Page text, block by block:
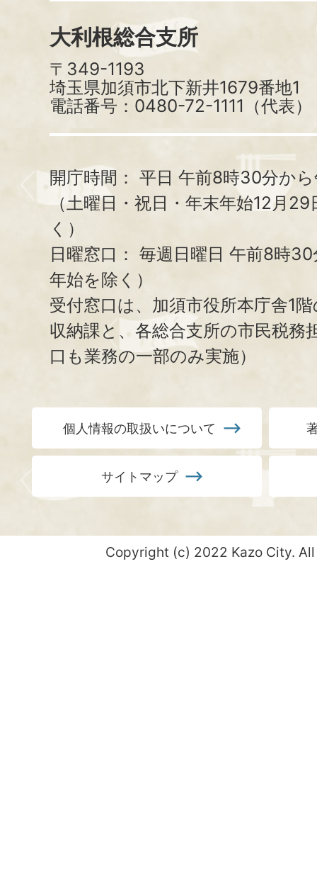
大利根総合支所
〒349-1193
埼玉県加須市北下新井1679番地1
電話番号：0480-72-1111（代表）
開庁時間： 平日 午前8時30分か
（土曜日・祝日・年末年始12月
く）
日曜窓口： 毎週日曜日 午前8時
年始を除く）
受付窓口は、加須市役所本庁舎1
収納課と、 各総合支所の市民税務
口も業務の一部のみ実施）
個人情報の取扱いについて
サイトマップ
Copyright (c) 2022 Kazo City.